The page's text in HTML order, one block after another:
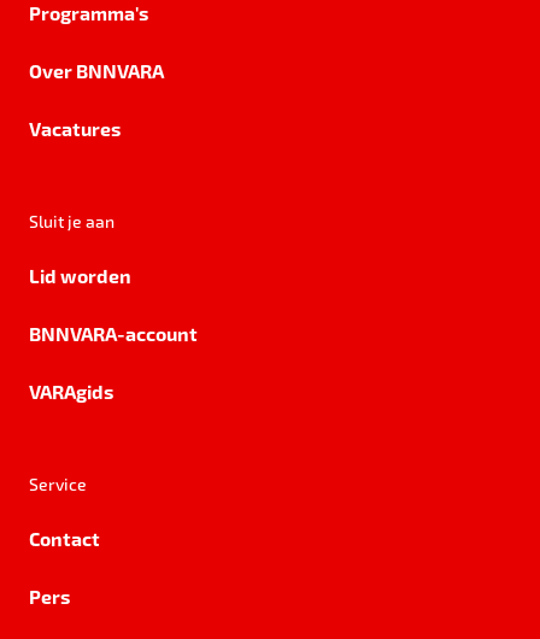
Programma's
Over BNNVARA
Vacatures
Sluit je aan
Lid worden
BNNVARA-account
VARAgids
Service
Contact
Pers